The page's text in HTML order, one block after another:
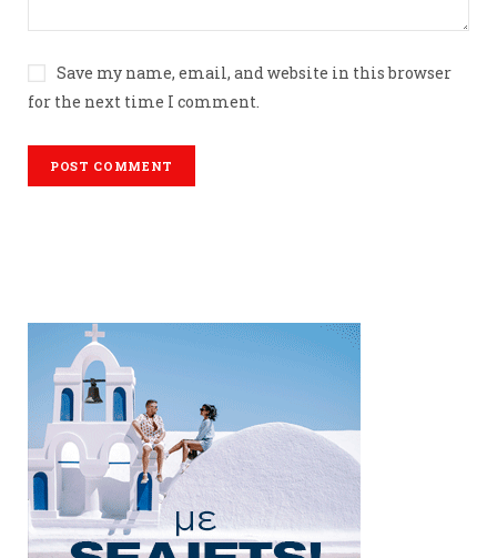
Save my name, email, and website in this browser
for the next time I comment.